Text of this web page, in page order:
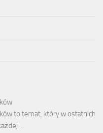
to temat, który w ostatnich
…